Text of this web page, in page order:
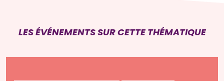
LES ÉVÉNEMENTS SUR CETTE THÉMATIQUE